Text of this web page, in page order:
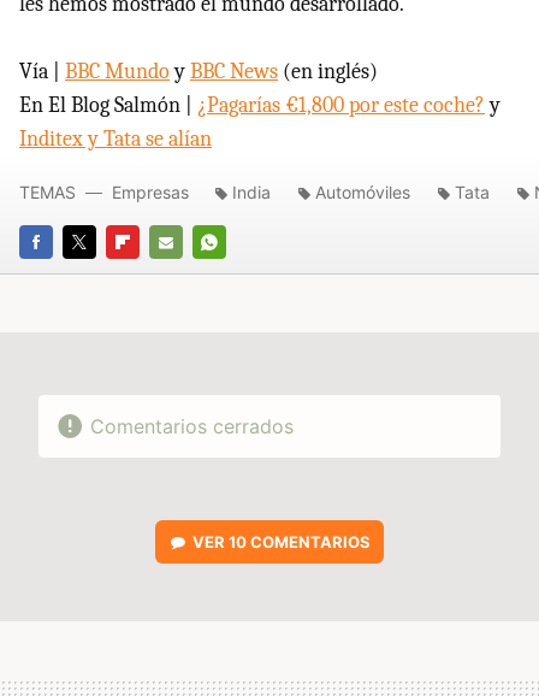
Vía | BBCMundoyBBCNews (en inglés)
En El Blog Salmón | ¿Pagarías €1,800 por este coche?y
Inditex y Tata se alían
FACEBOOK
TWITTERFLIPBOARD
E-
WHATSAPP
TEMAS Empresas India Automóviles Tata
Comentarios cerrados
VER 10 COMENTARIOS